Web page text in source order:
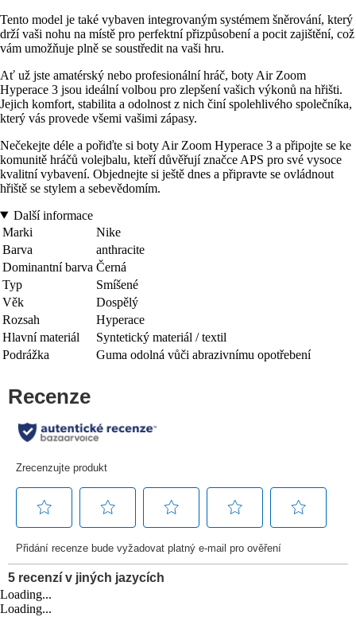
Tento model je také vybaven integrovaným systémem šněrování, který
drží vaši nohu na místě pro perfektní přizpůsobení a pocit zajištění, což
vám umožňuje plně se soustředit na vaši hru.
Ať už jste amatérský nebo profesionální hráč, boty Air Zoom
Hyperace 3 jsou ideální volbou pro zlepšení vašich výkonů na hřišti.
Jejich komfort, stabilita a odolnost z nich činí spolehlivého společníka,
který vás provede všemi vašimi zápasy.
Nečekejte déle a pořiďte si boty Air Zoom Hyperace 3 a připojte se ke
komunitě hráčů volejbalu, kteří důvěřují značce APS pro své vysoce
kvalitní vybavení. Objednejte si ještě dnes a připravte se ovládnout
hřiště se stylem a sebevědomím.
Další informace
Marki
Nike
Barva
anthracite
Dominantní barva Černá
Typ
Smíšené
Věk
Dospělý
Rozsah
Hyperace
Hlavní materiál
Syntetický materiál / textil
Podrážka
Guma odolná vůči abrazivnímu opotřebení
Loading...
Loading...